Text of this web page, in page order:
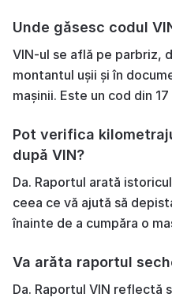
Unde găsesc codul
VIN-ul se află pe parbriz,
montantul ușii și în
mașinii. Este un cod din
Pot verifica
după VIN?
Da. Raportul arată
ceea ce vă ajută să
înainte de a cumpăra o
Va arăta raportul
Da. Raportul VIN reflectă